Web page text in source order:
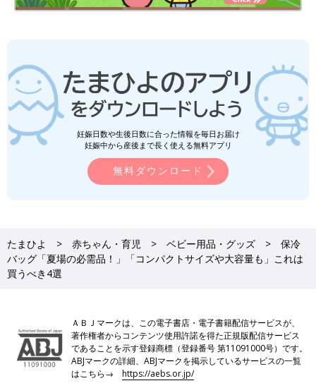
妊娠日数や生後日数に合った情報を毎日お届け
妊娠中から産後まで長く使える無料アプリ
無料ダウンロード
たまひよ 赤ちゃん・育児 ベビー用品・グッズ
保冷
バッグ「夏場の必需品！」「コンパクトサイズや大容量も」これは
買うべき4選
ＡＢＪマークは、この電子書店・電子書籍配信サービスが、
著作権者からコンテンツ使用許諾を得た正規版配信サービス
であることを示す登録商標（登録番号 第11091000号）です。
ABJマークの詳細、ABJマークを掲示しているサービスの一覧
はこちら→https://aebs.or.jp/